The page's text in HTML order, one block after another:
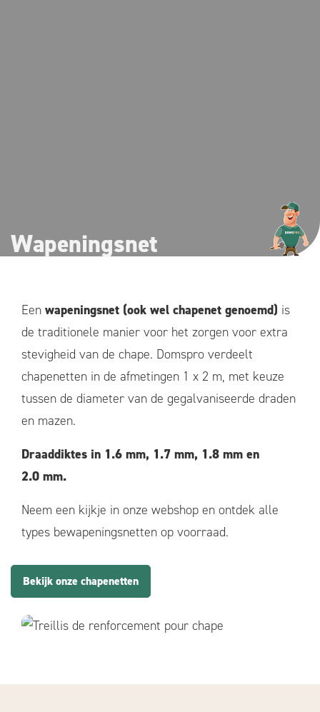
Wapeningsnet
Een wapeningsnet (ook wel chapenet genoemd) is
de traditionele manier voor het zorgen voor extra
stevigheid van de chape. Domspro verdeelt
chapenetten in de afmetingen 1 x 2 m, met keuze
tussen de diameter van de gegalvaniseerde draden
en mazen.
Draaddiktes in 1.6 mm, 1.7 mm, 1.8 mm en
2.0 mm.
Neem een kijkje in onze webshop en ontdek alle
types bewapeningsnetten op voorraad.
Bekijk onze chapenetten